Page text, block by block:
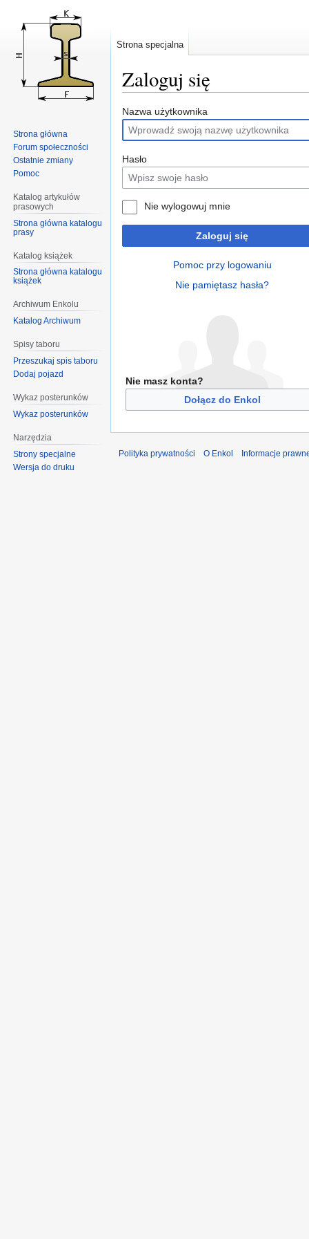
Zaloguj się
Przejdź
do
nawigacji
Przejdź
do
wyszukiwania
Nazwa użytkownika
Hasło
Nie wylogowuj mnie
Zaloguj się
Pomoc przy logowaniu
Nie pamiętasz hasła?
Nie masz konta?
Dołącz do Enkol
Strona specjalna
Strona główna
Forum społeczności
Ostatnie zmiany
Pomoc
Katalog artykułów
prasowych
Strona główna katalogu
prasy
Katalog książek
Strona główna katalogu
książek
Archiwum Enkolu
Katalog Archiwum
Spisy taboru
Przeszukaj spis taboru
Dodaj pojazd
Wykaz posterunków
Wykaz posterunków
Narzędzia
Strony specjalne
Wersja do druku
Polityka prywatności O Enkol Informacje